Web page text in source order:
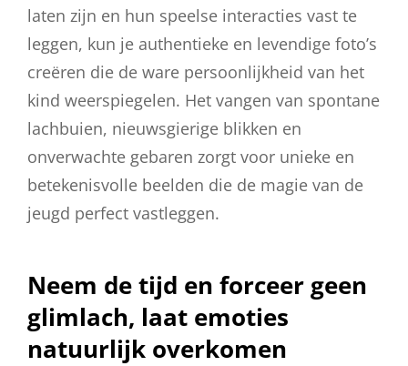
laten zijn en hun speelse interacties vast te
leggen, kun je authentieke en levendige foto’s
creëren die de ware persoonlijkheid van het
kind weerspiegelen. Het vangen van spontane
lachbuien, nieuwsgierige blikken en
onverwachte gebaren zorgt voor unieke en
betekenisvolle beelden die de magie van de
jeugd perfect vastleggen.
Neem de tijd en forceer geen
glimlach, laat emoties
natuurlijk overkomen